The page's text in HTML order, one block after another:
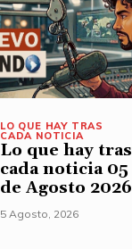
LO QUE HAY TRAS
CADA NOTICIA
Lo que hay tras
cada noticia 05
de Agosto 2026
5 Agosto, 2026